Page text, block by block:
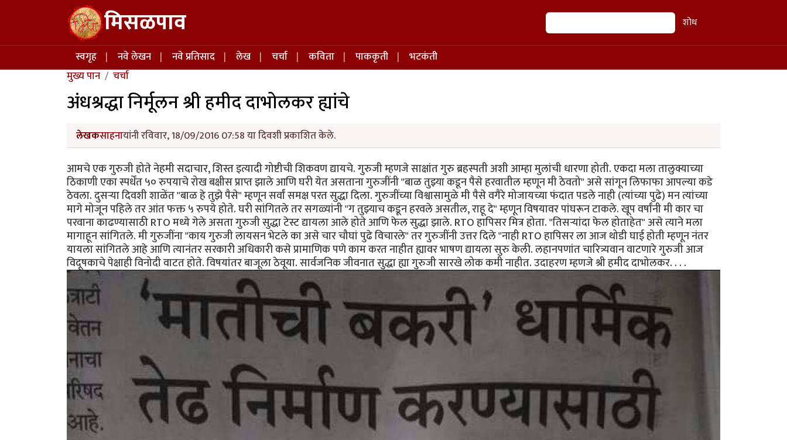
Skip to main content मिसळपाव शोध शोध
Main navigation
स्वगृह नवे लेखन नवे प्रतिसाद लेख चर्चा कविता पाककृती
भटकंती
मुख्य पान
चर्चा
अंधश्रद्धा निर्मूलन श्री हमीद दाभोलकर ह्यांचे
लेखकसाहनायांनी रविवार, 18/09/2016 07:58 या दिवशी प्रकाशित केले.
आमचे एक गुरुजी होते नेहमी सदाचार, शिस्त इत्यादी गोष्टीची शिकवण द्यायचे. गुरुजी म्हणजे साक्षांत गुरु ब्रहस्पती अशी आम्हा मुलांची धारणा होती. एकदा मला तालुक्याच्या
ठिकाणी एका स्पर्धेंत ५० रुपयाचे रोख बक्षीस प्राप्त झाले आणि घरी येत असताना गुरुजींनी "बाळ तुझ्या कडून पैसे हरवातील म्हणून मी ठेवतो" असे सांगून लिफाफा आपल्या कडे
ठेवला. दुसऱ्या दिवशी शाळेंत "बाळ हे तुझे पैसे" म्हणून सर्वां समक्ष परत सुद्धा दिला. गुरुजींच्या विश्वासामुळे मी पैसे वगैरे मोजायच्या फंदात पडले नाही (त्यांच्या पुढे) मन त्यांच्या
मागे मोजून पहिले तर आंत फक्त ५ रुपये होते. घरी सांगितले तर सगळ्यांनी "ग तुझ्याच कडून हरवले असतील, राहू दे" म्हणून विषयावर पांघरून टाकले. खूप वर्षांनी मी कार चा
परवाना काढण्यासाठी RTO मध्ये गेले असता गुरुजी सुद्धा टेस्ट द्यायला आले होते आणि फेल सुद्धा झाले. RTO हापिसर मित्र होता. "तिसऱ्यांदा फेल होताहेत" असे त्याने मला
मागाहून सांगितले. मी गुरुजींना "काय गुरुजी लायसन भेटले का असे चार चौघां पुढे विचारले" तर गुरुजींनी उत्तर दिले "नाही RTO हापिसर ला आज थोडी घाई होती म्हणून नंतर
यायला सांगितले आहे आणि त्यानंतर सरकारी अधिकारी कसे प्रामाणिक पणे काम करत नाहीत ह्यावर भाषण द्यायला सुरु केली. लहानपणांत चारित्र्यवान वाटणारे गुरुजी आज
विदूषकाचे पेक्षाही विनोदी वाटत होते. विषयांतर बाजूला ठेवूया. सार्वजनिक जीवनात सुद्धा ह्या गुरुजी सारखे लोक कमी नाहीत. उदाहरण म्हणजे श्री हमीद दाभोलकर. . . .